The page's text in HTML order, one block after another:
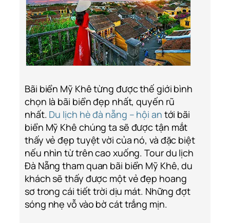
Bãi biển Mỹ Khê từng được thế giới bình
chọn là bãi biển đẹp nhất, quyến rũ
nhất. Du lịch hè đà nẵng – hội an tới bãi
biển Mỹ Khê chúng ta sẽ được tận mắt
thấy vẻ đẹp tuyệt vời của nó, và đặc biệt
nếu nhìn từ trên cao xuống. Tour du lịch
Đà Nẵng tham quan bãi biển Mỹ Khê, du
khách sẽ thấy được một vẻ đẹp hoang
sơ trong cái tiết trời dịu mát. Những đợt
sóng nhẹ vỗ vào bờ cát trắng mịn.